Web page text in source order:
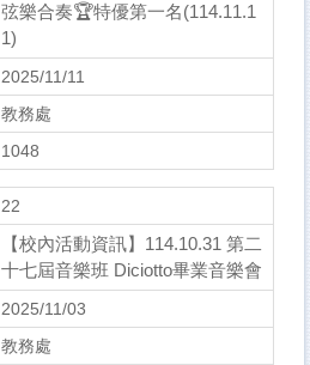
弦樂合奏🏆特優第一名(114.11.1
1)
2025/11/11
教務處
1048
22
【校內活動資訊】114.10.31 第二
十七屆音樂班 Diciotto畢業音樂會
2025/11/03
教務處